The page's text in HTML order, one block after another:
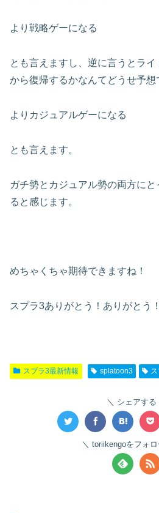
より戦略ゲーになる
とも言えますし、逆に言うとラ
から復帰するかなんてどうせ予
よりカジュアルゲーになる
とも言えます。
ガチ勢とカジュアル勢の両方に
ると感じます。
めちゃくちゃ期待できますね！
スプラ3ありがとう！ありがとう！
スプラ3最新情報 splatoon3
シェアする
toriikengoをフォ